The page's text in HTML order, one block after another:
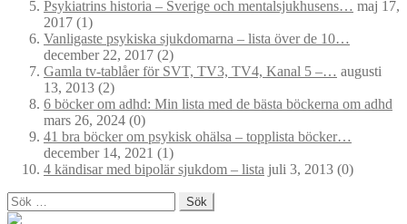
Psykiatrins historia – Sverige och mentalsjukhusens… maj 17,
2017 (1)
Vanligaste psykiska sjukdomarna – lista över de 10…
december 22, 2017 (2)
Gamla tv-tablåer för SVT, TV3, TV4, Kanal 5 –… augusti
13, 2013 (2)
6 böcker om adhd: Min lista med de bästa böckerna om adhd
mars 26, 2024 (0)
41 bra böcker om psykisk ohälsa – topplista böcker…
december 14, 2021 (1)
4 kändisar med bipolär sjukdom – lista juli 3, 2013 (0)
Sök
efter: